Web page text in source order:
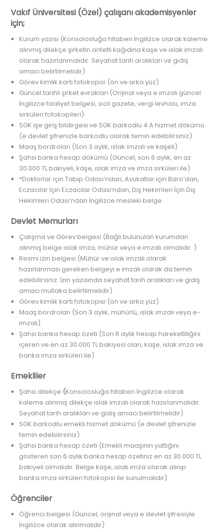
Vakıf Üniversitesi (Özel) çalışanı akademisyenler
için;
Kurum yazısı (Konsolosluğa hitaben İngilizce olarak kaleme
alınmış dilekçe şirketin antetli kağıdına kaşe ve ıslak imzalı
olarak hazırlanmalıdır. Seyahat tarih aralıkları ve gidiş
amacı belirtilmelidir)
Görev kimlik kartı fotokopisi (ön ve arka yüz)
Güncel tarihli şirket evrakları (Orijinal veya e imzalı güncel
İngilizce faaliyet belgesi, sicil gazete, vergi levhası, imza
sirküleri fotokopileri)
SGK işe giriş bildirgesi ve SGK barkodlu 4 A hizmet dökümü
(e devlet şifrenizle barkodlu olarak temin edebilirsiniz)
Maaş bordroları (Son 3 aylık, ıslak imzalı ve kaşeli)
Şahsi banka hesap dökümü (Güncel, son 6 aylık, en az
30.000 TL bakiyeli, kaşe, ıslak imza ve imza sirküleri ile)
*Doktorlar için Tabip Odası’ndan, Avukatlar için Baro’dan,
Eczacılar İçin Eczacılar Odası’ndan, Diş Hekimleri İçin Diş
Hekimleri Odası’ndan İngilizce mesleki belge
Devlet Memurları
Çalışma ve Görev belgesi (Bağlı bulunulan kurumdan
alınmış belge ıslak imza, mühür veya e imzalı olmalıdır. )
Resmi izin belgesi (Mühür ve ıslak imzalı olarak
hazırlanması gereken belgeyi e imzalı olarak da temin
edebilirsiniz. İzin yazısında seyahat tarih aralıkları ve gidiş
amacı mutlaka belirtilmelidir)
Görev kimlik kartı fotokopisi (ön ve arka yüz)
Maaş bordroları (Son 3 aylık, mühürlü, ıslak imzalı veya e-
imzalı)
Şahsi banka hesap özeti (Son 6 aylık hesap hareketliliğini
içeren ve en az 30.000 TL bakiyesi olan, kaşe, ıslak imza ve
banka imza sirküleri ile)
Emekliler
Şahsi dilekçe (Konsolosluğa hitaben İngilizce olarak
kaleme alınmış dilekçe ıslak imzalı olarak hazırlanmalıdır.
Seyahat tarih aralıkları ve gidiş amacı belirtilmelidir)
SGK barkodlu emekli hizmet dökümü (e devlet şifrenizle
temin edebilirsiniz)
Şahsi banka hesap özeti (Emekli maaşının yattığını
gösteren son 6 aylık banka hesap özetiniz en az 30.000 TL
bakiyeli olmalıdır. Belge kaşe, ıslak imza olarak alınıp
banka imza sirküleri fotokopisi ile sunulmalıdır)
Öğrenciler
Öğrenci belgesi (Güncel, orijinal veya e devlet şifresiyle
İngilizce olarak alınmalıdır)